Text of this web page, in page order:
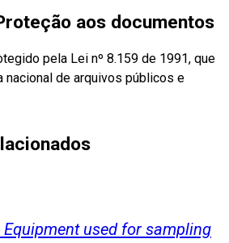
aos documentos
pela Lei nº 8.159 de 1991, que
de arquivos públicos e
Equipment used for sampling